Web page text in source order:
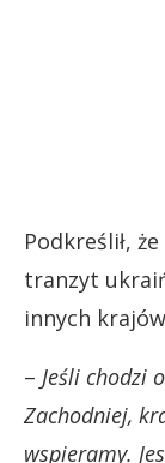
Podkreślił,
tranzyt
innych
– Jeśli chodzi
Zachodniej,
wspieramy.